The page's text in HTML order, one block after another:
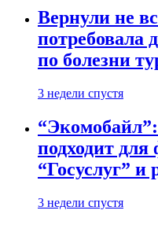
Вернули не
потребовала
по болезни
3 недели спустя
подходит
“Госуслуг” и
3 недели спустя